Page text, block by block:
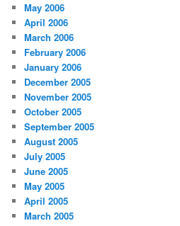
May 2006
April 2006
March 2006
February 2006
January 2006
December 2005
November 2005
October 2005
September 2005
August 2005
July 2005
June 2005
May 2005
April 2005
March 2005